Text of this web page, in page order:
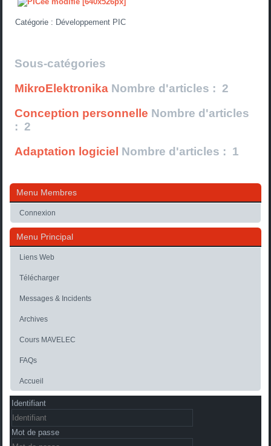
Catégorie : Développement PIC
Sous-catégories
MikroElektronika Nombre d'articles : 2
Conception personnelle Nombre d'articles
: 2
Adaptation logiciel Nombre d'articles : 1
Menu Membres
Connexion
Menu Principal
Liens Web
Télécharger
Messages & Incidents
Archives
Cours MAVELEC
FAQs
Accueil
Identifiant
Mot de passe